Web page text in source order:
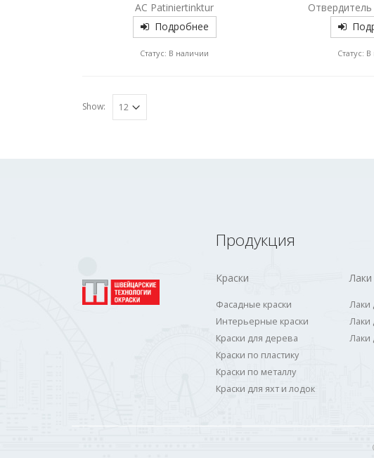
AC Patiniertinktur
Подробнее
Статус: В наличии Статус:
Show:
Продукция
Краски
Фасадные краски
Интерьерные краски
Краски для дерева
Краски по пластику
Краски по металлу
Краски для яхт и лодок
Лаки
Лаки
Лаки
Лаки